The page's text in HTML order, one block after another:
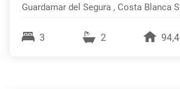
Guardamar del Segura , Costa Blanca
3 2